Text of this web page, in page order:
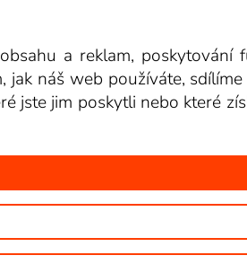
Copyright © goNET
a reklam,
jak náš web používáte,
jste jim poskytli nebo které